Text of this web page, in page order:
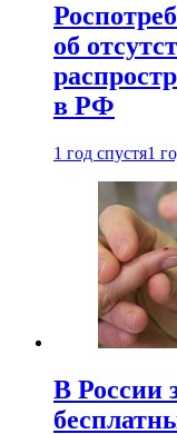
об
в РФ
1 год спустя1
В России